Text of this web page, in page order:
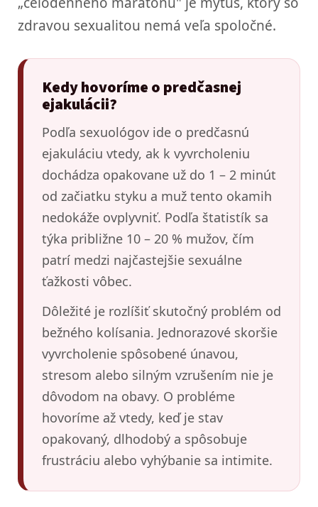
zdravou sexualitou nemá veľa spoločné.
Kedy hovoríme o predčasnej
ejakulácii?
Podľa sexuológov ide o predčasnú
ejakuláciu vtedy, ak k vyvrcholeniu
dochádza opakovane už do 1 – 2 minút
od začiatku styku a muž tento okamih
nedokáže ovplyvniť. Podľa štatistík sa
týka približne 10 – 20 % mužov, čím
patrí medzi najčastejšie sexuálne
ťažkosti vôbec.
Dôležité je rozlíšiť skutočný problém od
bežného kolísania. Jednorazové skoršie
vyvrcholenie spôsobené únavou,
stresom alebo silným vzrušením nie je
dôvodom na obavy. O probléme
hovoríme až vtedy, keď je stav
opakovaný, dlhodobý a spôsobuje
frustráciu alebo vyhýbanie sa intimite.